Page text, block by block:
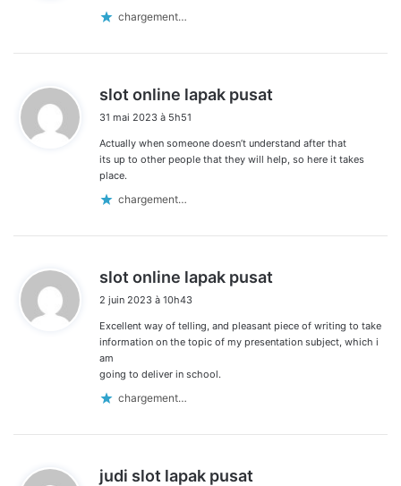
chargement…
slot online lapak pusat
:
31 mai 2023 à 5h51
Actually when someone doesn’t understand after that
its up to other people that they will help, so here it takes
place.
chargement…
slot online lapak pusat
:
2 juin 2023 à 10h43
Excellent way of telling, and pleasant piece of writing to take
information on the topic of my presentation subject, which i
am
going to deliver in school.
chargement…
judi slot lapak pusat